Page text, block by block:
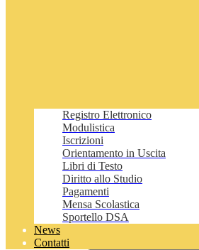
Registro Elettronico
Modulistica
Iscrizioni
Orientamento in Uscita
Libri di Testo
Diritto allo Studio
Pagamenti
Mensa Scolastica
Sportello DSA
News
Contatti